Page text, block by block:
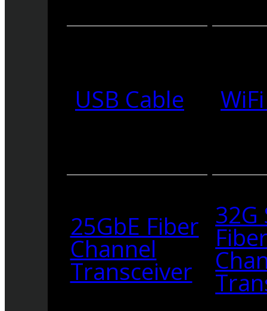
USB Cable
25GbE Fiber
Channel
Transceiver
32G